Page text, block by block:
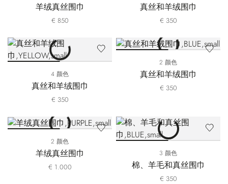
羊绒真丝围巾
€ 850
真丝和羊绒围巾
€ 350
4 颜色
真丝和羊绒围巾
€ 350
2 颜色
真丝和羊绒围巾
€ 350
2 颜色
羊绒真丝围巾
€ 1.000
3 颜色
棉、羊毛和真丝围巾
€ 350